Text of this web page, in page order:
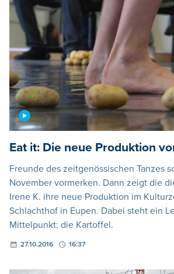
Eat it: Die neue Produktion
Freunde des zeitgenössischen Tanzes
November vormerken. Dann zeigt die
Irene K. ihre neue Produktion im
Schlachthof in Eupen. Dabei steht ein
Mittelpunkt: die Kartoffel.
27.10.2016 16:37